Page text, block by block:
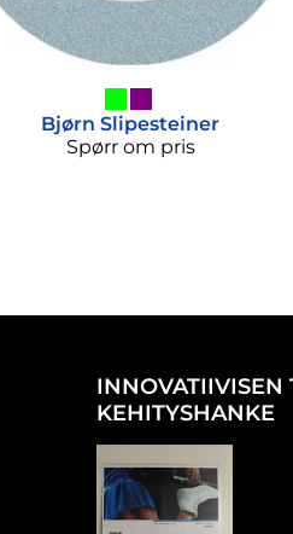
Bjørn Slipesteiner
Spørr om pris
INNOVATIIVISEN
KEHITYSHANKE